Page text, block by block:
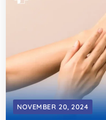
NOVEMBER 20, 2024